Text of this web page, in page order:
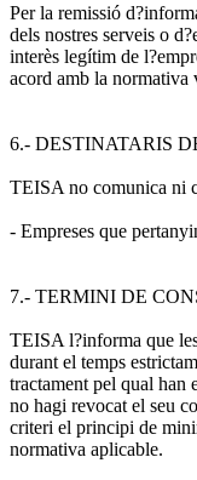
Per la remissió
dels nostres serveis o
interès legítim de
acord amb la normativa
6.- DESTINATARIS
TEISA no comunica ni
- Empreses que
7.- TERMINI DE
TEISA l?informa que
durant el temps
tractament pel qual han
no hagi revocat el seu
criteri el principi de
normativa aplicable.